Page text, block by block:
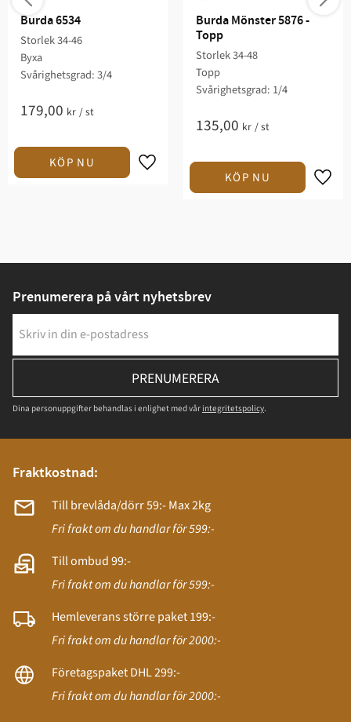
Burda 6534
Storlek 34-46
Byxa
Svårighetsgrad: 3/4​
179,00 kr /st
Burda Mönster 5876 -
Topp
Storlek 34-48
Topp
Svårighetsgrad: 1/4​
135,00 kr /st
Prenumerera på vårt nyhetsbrev
PRENUMERERA
Dina personuppgifter behandlas i enlighet med vår integritetspolicy.
Fraktkostnad:
Till brevlåda/dörr 59:- Max 2kg
Fri frakt om du handlar för 599:-
Till ombud 99:-
Fri frakt om du handlar för 599:-
Hemleverans större paket 199:-
Fri frakt om du handlar för 2000:-
Företagspaket DHL 299:-
Fri frakt om du handlar för 2000:-